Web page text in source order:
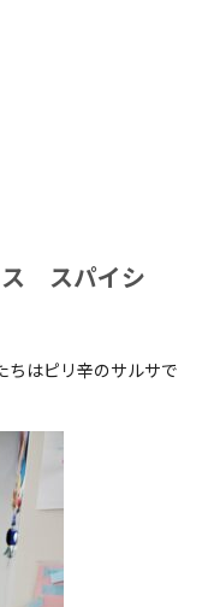
ス スパイシ
ちはピリ辛のサルサで